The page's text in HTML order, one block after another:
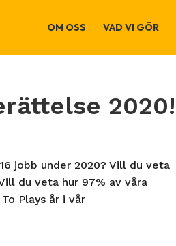
OM OSS VAD VI GÖR
2020!
jobb under 2020? Vill du veta
du veta hur 97% av våra
Plays år i vår